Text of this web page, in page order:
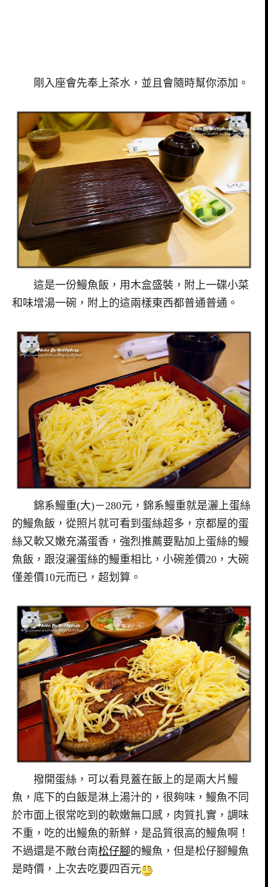
剛入座會先奉上茶水，並且會隨時幫你添加。
這是一份鰻魚飯，用木盒盛裝，附上一碟小菜
和味增湯一碗，附上的這兩樣東西都普通普通。
錦系鰻重(大)－280元，錦系鰻重就是灑上蛋絲
的鰻魚飯，從照片就可看到蛋絲超多，京都屋的蛋
絲又軟又嫩充滿蛋香，強烈推薦要點加上蛋絲的鰻
魚飯，跟沒灑蛋絲的鰻重相比，小碗差價20，大碗
僅差價10元而已，超划算。
撥開蛋絲，可以看見蓋在飯上的是兩大片鰻
魚，底下的白飯是淋上湯汁的，很夠味，鰻魚不同
於市面上很常吃到的軟嫩無口感，肉質扎實，調味
不重，吃的出鰻魚的新鮮，是品質很高的鰻魚啊！
不過還是不敵台南松仔腳的鰻魚，但是松仔腳鰻魚
是時價，上次去吃要四百元